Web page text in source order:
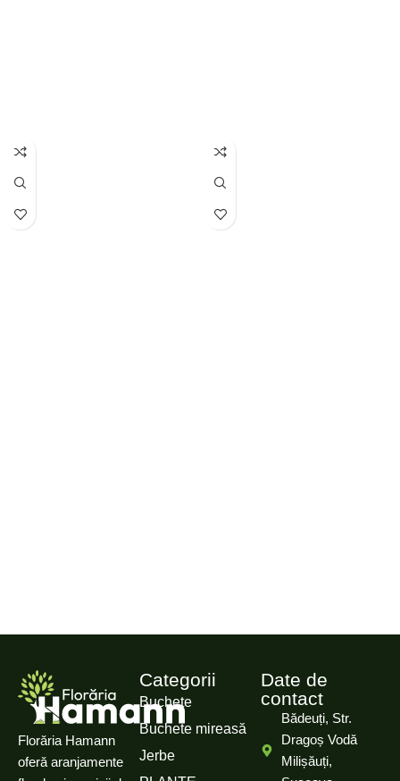
Florăria Hamann
oferă aranjamente
Categorii
Buchete
Buchete mireasă
Jerbe
Date de
contact
Bădeuți, Str.
Dragoș Vodă
Milișăuți,